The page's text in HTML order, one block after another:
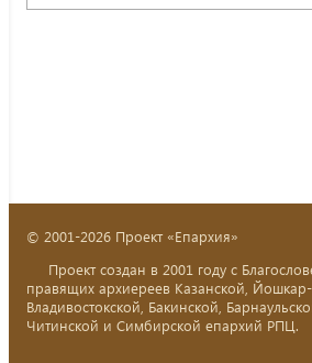
© 2001-2026 Проект «Епархия»
Проект создан в 2001 году с
правящих архиереев Казанской,
Владивостокской, Бакинской,
Читинской и Симбирской епархий РПЦ.